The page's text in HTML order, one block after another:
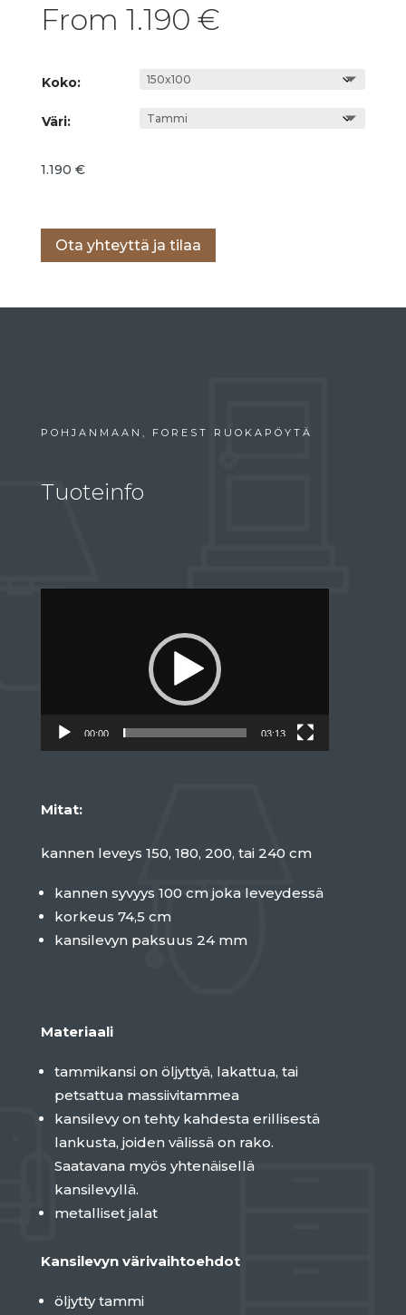
From 1.190 €
Koko:
Väri:
1.190 €
Ota yhteyttä ja tilaa
POHJANMAAN, FOREST RUOKAPÖYTÄ
Tuoteinfo
00:00 03:13
Mitat:
kannen leveys 150, 180, 200, tai 240 cm
kannen syvyys 100 cm joka leveydessä
korkeus 74,5 cm
kansilevyn paksuus 24 mm
Materiaali
tammikansi on öljyttyä, lakattua, tai
petsattua massiivitammea
kansilevy on tehty kahdesta erillisestä
lankusta, joiden välissä on rako.
Saatavana myös yhtenäisellä
kansilevyllä.
metalliset jalat
Kansilevyn värivaihtoehdot
öljytty tammi